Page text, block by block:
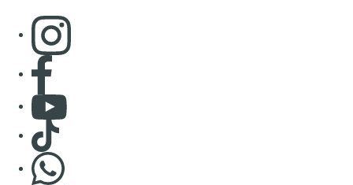
Consulter page Instagram
Consulter page Facebook
Consulter Youtube
Consulter TikTok